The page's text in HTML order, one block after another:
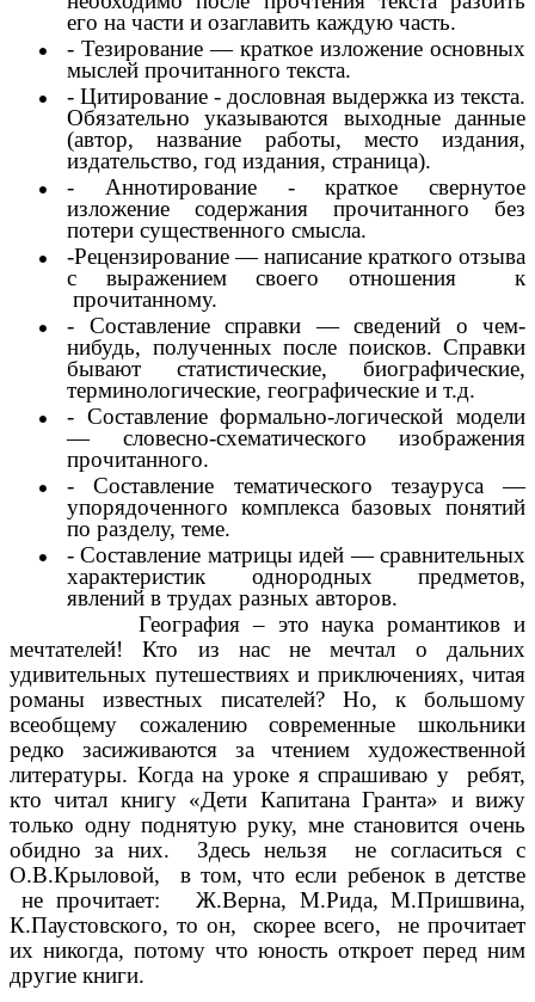
его на части и озаглавить каждую часть.
- Тезирование — краткое изложение основных
мыслей прочитанного текста.
- Цитирование - дословная выдержка из текста.
Обязательно указываются выходные данные
(автор, название работы, место издания,
издательство, год издания, страница).
- Аннотирование - краткое свернутое
изложение содержания прочитанного без
потери существенного смысла.
-Рецензирование — написание краткого отзыва
с выражением своего отношения к
прочитанному.
- Составление справки — сведений о чем-
нибудь, полученных после поисков. Справки
бывают статистические, биографические,
терминологические, географические и т.д.
- Составление формально-логической модели
— словесно-схематического изображения
прочитанного.
- Составление тематического тезауруса —
упорядоченного комплекса базовых понятий
по разделу, теме.
- Составление матрицы идей — сравнительных
характеристик однородных предметов,
явлений в трудах разных авторов.
География – это наука романтиков и
мечтателей! Кто из нас не мечтал о дальних
удивительных путешествиях и приключениях, читая
романы известных писателей? Но, к большому
всеобщему сожалению современные школьники
редко засиживаются за чтением художественной
литературы. Когда на уроке я спрашиваю у ребят,
кто читал книгу «Дети Капитана Гранта» и вижу
только одну поднятую руку, мне становится очень
обидно за них. Здесь нельзя не согласиться с
О.В.Крыловой, в том, что если ребенок в детстве
не прочитает: Ж.Верна, М.Рида, М.Пришвина,
К.Паустовского, то он, скорее всего, не прочитает
их никогда, потому что юность откроет перед ним
другие книги.